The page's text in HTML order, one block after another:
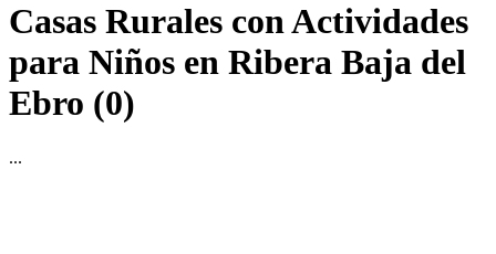
Casas Rurales con Actividades
para Niños en Ribera Baja del
Ebro (0)
...